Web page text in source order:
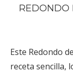
REDONDO
Este Redondo
receta sencilla,